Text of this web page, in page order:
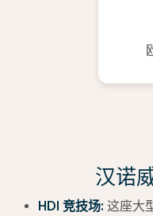
汉诺
HDI 竞技场: 这座大